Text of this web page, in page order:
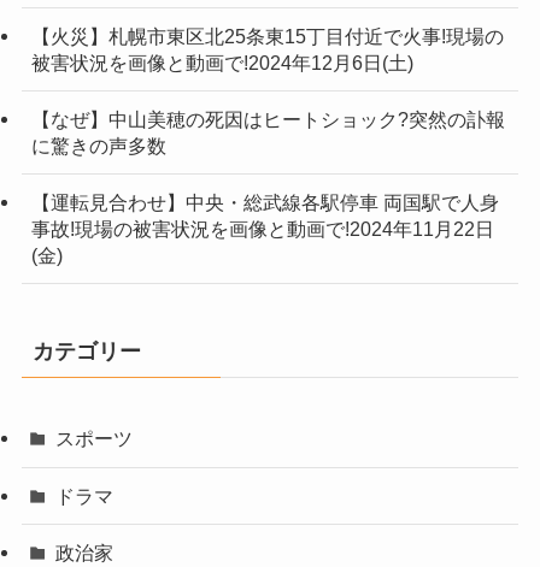
【火災】札幌市東区北25条東15丁目付近で火事!現場の
被害状況を画像と動画で!2024年12月6日(土)
【なぜ】中山美穂の死因はヒートショック?突然の訃報
に驚きの声多数
【運転見合わせ】中央・総武線各駅停車 両国駅で人身
事故!現場の被害状況を画像と動画で!2024年11月22日
(金)
カテゴリー
スポーツ
ドラマ
政治家